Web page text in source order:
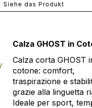
Siehe das Produkt
Calza GHOST in
Calza corta GHOST
cotone: comfort,
traspirazione e
grazie alla linguetta
Ideale per sport,